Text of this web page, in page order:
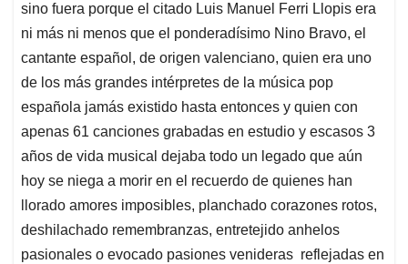
sino fuera porque el citado Luis Manuel Ferri Llopis era
ni más ni menos que el ponderadísimo Nino Bravo, el
cantante español, de origen valenciano, quien era uno
de los más grandes intérpretes de la música pop
española jamás existido hasta entonces y quien con
apenas 61 canciones grabadas en estudio y escasos 3
años de vida musical dejaba todo un legado que aún
hoy se niega a morir en el recuerdo de quienes han
llorado amores imposibles, planchado corazones rotos,
deshilachado remembranzas, entretejido anhelos
pasionales o evocado pasiones venideras reflejadas en